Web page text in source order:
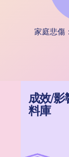
家庭悲傷
成效/影
料庫